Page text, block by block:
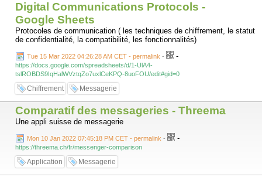
Digital Communications Protocols -
Google Sheets
Protocoles de communication ( les techniques de chiffrement, le statut
de confidentialité, la compatibilité, les fonctionnalités)
Tue 15 Mar 2022 04:26:28 AM CET - permalink - -
https://docs.google.com/spreadsheets/d/1-UlA4-
tslROBDS9IqHalWVztqZo7uxlCeKPQ-8uoFOU/edit#gid=0
Chiffrement Messagerie
Comparatif des messageries - Threema
Une appli suisse de messagerie
Mon 10 Jan 2022 07:45:18 PM CET - permalink - -
https://threema.ch/fr/messenger-comparison
Application Messagerie